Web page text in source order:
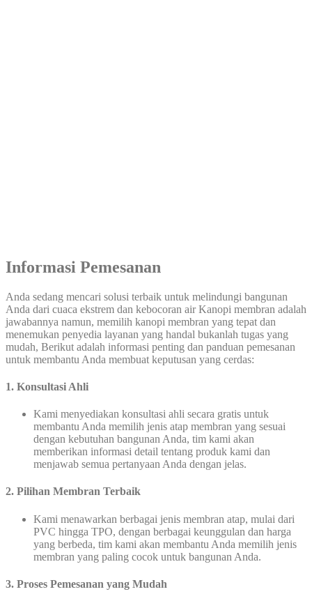
Informasi Pemesanan
Anda sedang mencari solusi terbaik untuk melindungi bangunan
Anda dari cuaca ekstrem dan kebocoran air Kanopi membran adalah
jawabannya namun, memilih kanopi membran yang tepat dan
menemukan penyedia layanan yang handal bukanlah tugas yang
mudah, Berikut adalah informasi penting dan panduan pemesanan
untuk membantu Anda membuat keputusan yang cerdas:
1. Konsultasi Ahli
Kami menyediakan konsultasi ahli secara gratis untuk
membantu Anda memilih jenis atap membran yang sesuai
dengan kebutuhan bangunan Anda, tim kami akan
memberikan informasi detail tentang produk kami dan
menjawab semua pertanyaan Anda dengan jelas.
2. Pilihan Membran Terbaik
Kami menawarkan berbagai jenis membran atap, mulai dari
PVC hingga TPO, dengan berbagai keunggulan dan harga
yang berbeda, tim kami akan membantu Anda memilih jenis
membran yang paling cocok untuk bangunan Anda.
3. Proses Pemesanan yang Mudah